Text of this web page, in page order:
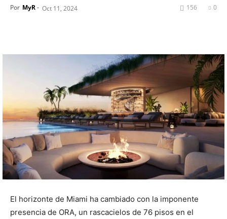
Por MyR- Oct 11, 2024 0
156
El horizonte de Miami ha cambiado con la imponente
presencia de ORA, un rascacielos de 76 pisos en el